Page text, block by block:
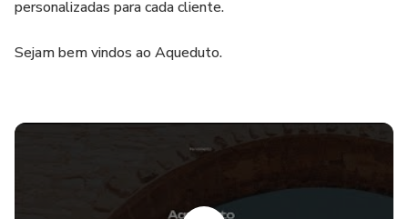
personalizadas para cada cliente.
Sejam bem vindos ao Aqueduto.